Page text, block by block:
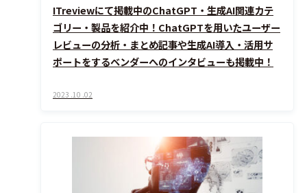
ITreviewにて掲載中のChatGPT・生成AI関連カテ
ゴリー・製品を紹介中！ChatGPTを用いたユーザー
レビューの分析・まとめ記事や生成AI導入・活用サ
ポートをするベンダーへのインタビューも掲載中！
2023 .10 .02